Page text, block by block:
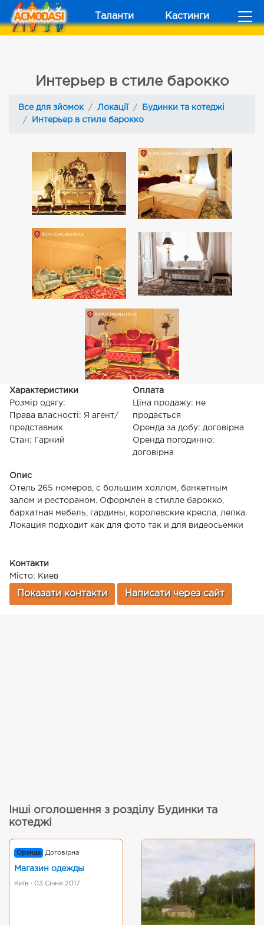
Таланти Кастинги
Интерьер в стиле барокко
Все для зйомок Локації
Будинки та котеджі
Интерьер в стиле барокко
Характеристики
Розмір одягу:
Права власності: Я агент/
представник
Стан: Гарний
Оплата
Ціна продажу: не
продається
Оренда за добу: договірна
Оренда погодинно:
договірна
Опис
Отель 265 номеров, с большим холлом, банкетным
залом и рестораном. Оформлен в стилле барокко,
бархатная мебель, гардины, королевские кресла, лепка.
Локация подходит как для фото так и для видеосьемки
Контакти
Місто: Киев
Показати контакти Написати через сайт
Інші оголошення з розділу Будинки та
котеджі
Оренда Договірна
Магазин одежды
Київ · 03 Січня 2017